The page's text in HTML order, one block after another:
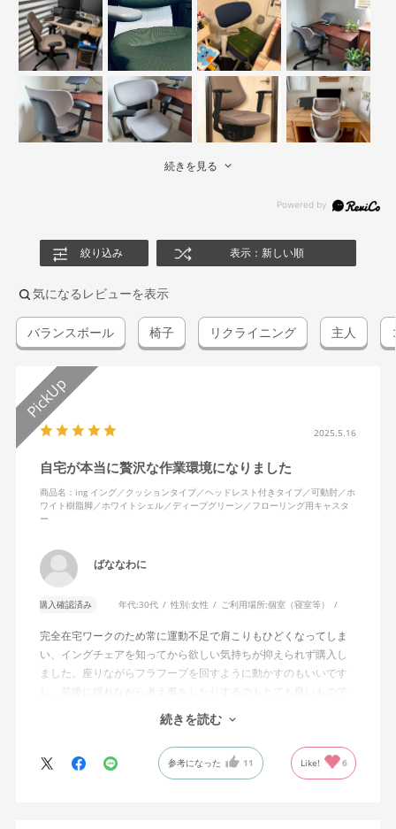
続きを見る
絞り込み 表示：新しい順
気になるレビューを表示
バランスボール 椅子 リクライニング 主人
2025.5.16
自宅が本当に贅沢な作業環境になりました
商品名：ing イング／クッションタイプ／ヘッドレスト付きタイプ／可動肘／ホ
ワイト樹脂脚／ホワイトシェル／ディープグリーン／フローリング用キャスタ
ー
ばななわに
購入確認済み 年代:30代 性別:女性 ご利用場所:個室（寝室等）
完全在宅ワークのため常に運動不足で肩こりもひどくなってしま
い、イングチェアを知ってから欲しい気持ちが抑えられず購入し
ました。座りながらフラフープを回すように動かすのもいいです
し、前後に揺れながら考え事をしたりするのもとても良いもので
す。カチャカチャ音が鳴るわけではないのですが、オフィスで揺
れてばっかだと怒られそうですが、自宅なら何も気にせずに使え
特に前後に揺らす時にヘッドレストありで購入して良かったと思
えます。揺れを止める機能もちゃんとあります。
続きを読む
参考になった 11 Like! 6